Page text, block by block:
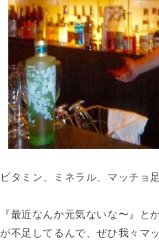
ビタミン、ミネラル、マッチョ
『最近なんか元気ないな〜』と
が不足してるんで、ぜひ我々マ